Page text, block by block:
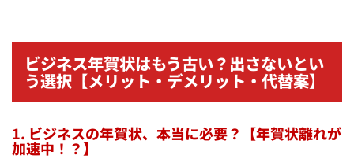
ビジネス年賀状はもう古い？出さないとい
う選択【メリット・デメリット・代替案】
1. ビジネスの年賀状、本当に必要？【年賀状離れが
加速中！？】